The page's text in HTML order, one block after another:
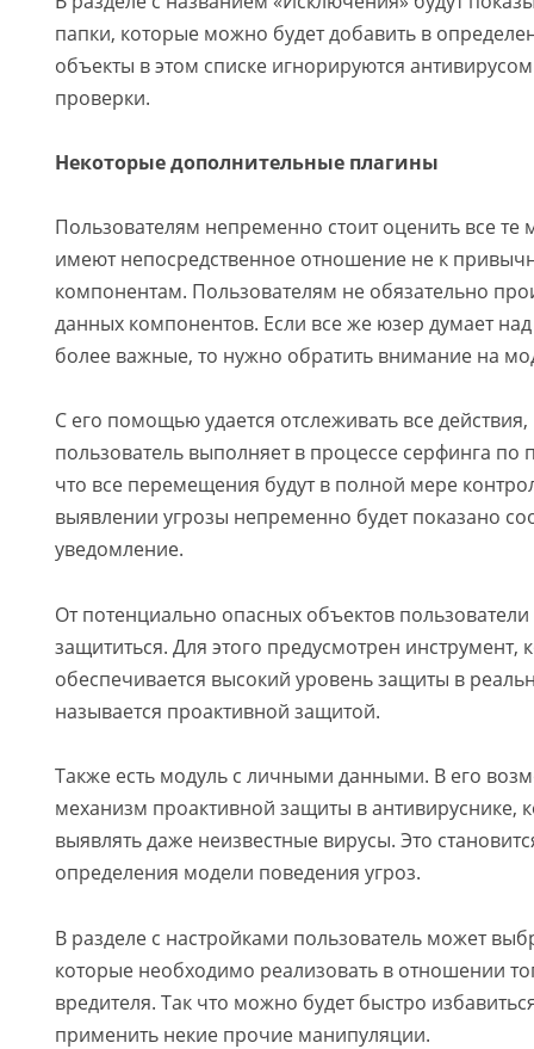
папки, которые можно будет добавить в
объекты в этом списке игнорируются
проверки.
Некоторые дополнительные плагины
Пользователям непременно стоит оценить все те
имеют непосредственное отношение не к
компонентам. Пользователям не обязательно
данных компонентов. Если все же юзер думает
более важные, то нужно обратить внимание на
С его помощью удается отслеживать все
пользователь выполняет в процессе серфинга по
что все перемещения будут в полной мере
выявлении угрозы непременно будет показано
уведомление.
От потенциально опасных объектов пользователи
защититься. Для этого предусмотрен инструмент,
обеспечивается высокий уровень защиты в
называется проактивной защитой.
Также есть модуль с личными данными. В его
механизм проактивной защиты в антивируснике,
выявлять даже неизвестные вирусы. Это
определения модели поведения угроз.
В разделе с настройками пользователь может
которые необходимо реализовать в отношении
вредителя. Так что можно будет быстро
применить некие прочие манипуляции.